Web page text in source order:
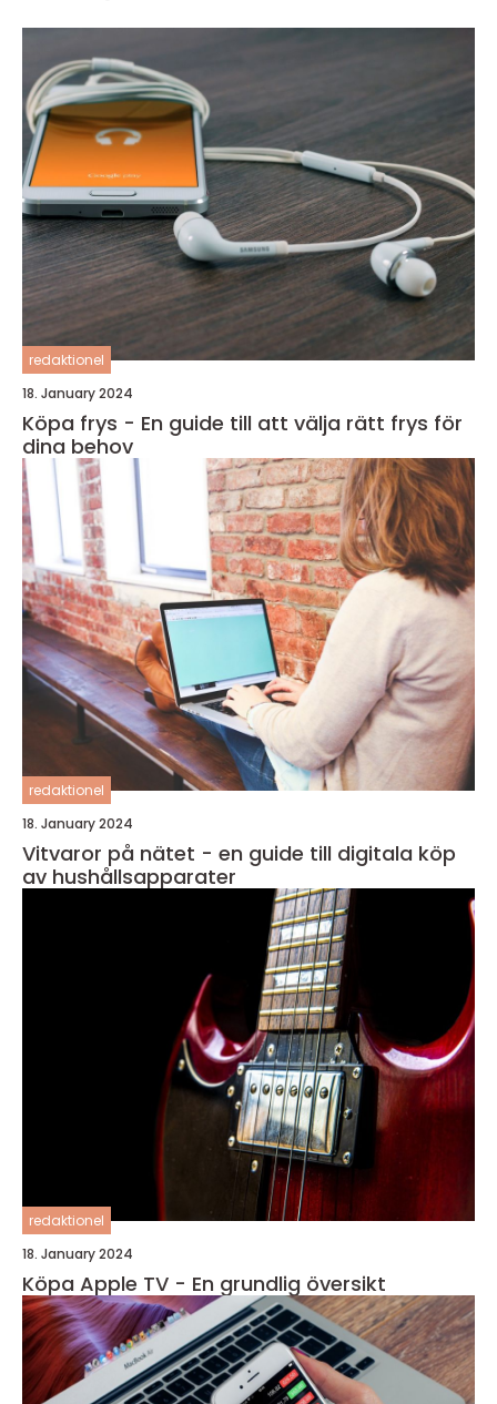
redaktionel
18. January 2024
Köpa frys - En guide till att välja rätt frys för
dina behov
redaktionel
18. January 2024
Vitvaror på nätet - en guide till digitala köp
av hushållsapparater
redaktionel
18. January 2024
Köpa Apple TV - En grundlig översikt